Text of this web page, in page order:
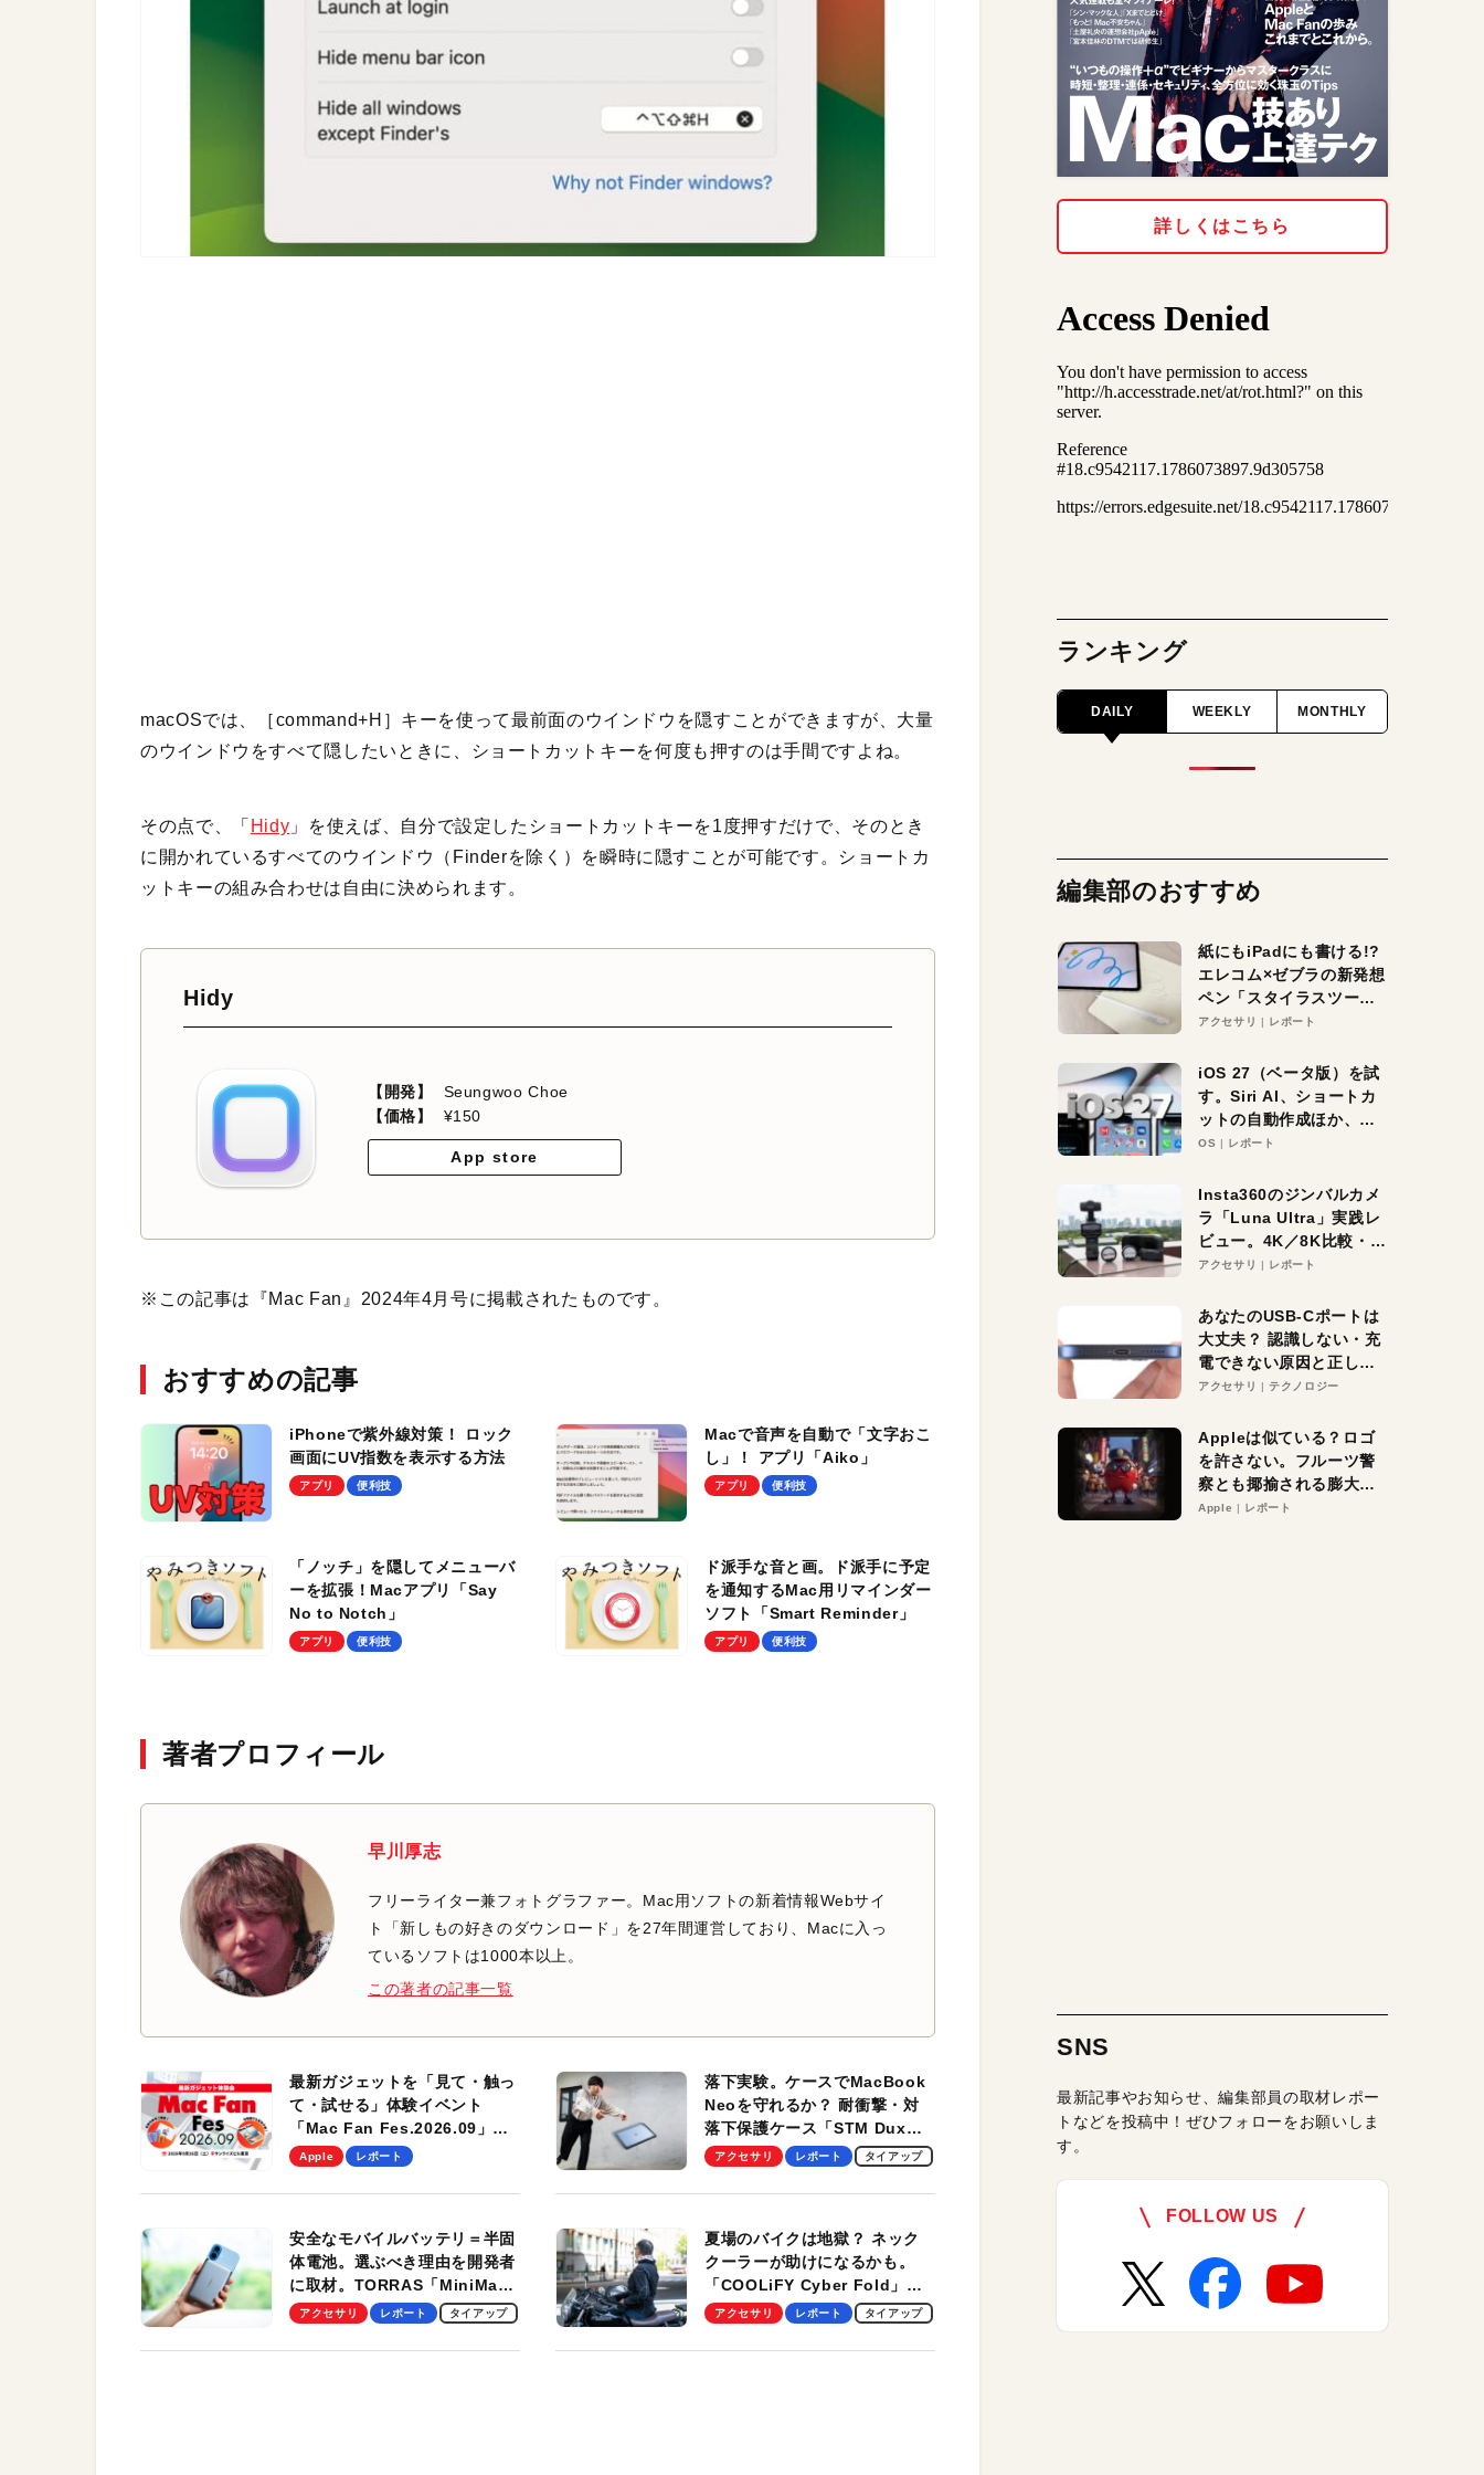
macOSでは、［command+H］キーを使って最前面のウインドウを隠すことができますが、大量
のウインドウをすべて隠したいときに、ショートカットキーを何度も押すのは手間ですよね。
その点で、「 Hidy 」を使えば、自分で設定したショートカットキーを1度押すだけで、そのとき
に開かれているすべてのウインドウ（Finderを除く）を瞬時に隠すことが可能です。ショートカ
ットキーの組み合わせは自由に決められます。
Hidy
【開発】
Seungwoo Choe
【価格】
¥150
App store
※この記事は『Mac Fan』2024年4月号に掲載されたものです。
おすすめの記事
iPhoneで紫外線対策！ ロック
画面にUV指数を表示する方法
アプリ 便利技
Macで音声を自動で「文字おこ
し」！ アプリ「Aiko」
アプリ 便利技
「ノッチ」を隠してメニューバ
ーを拡張！Macアプリ「Say
No to Notch」
アプリ 便利技
ド派手な音と画。ド派手に予定
を通知するMac用リマインダー
ソフト「Smart Reminder」
アプリ 便利技
著者プロフィール
早川厚志
フリーライター兼フォトグラファー。Mac用ソフトの新着情報Webサイ
ト「新しもの好きのダウンロード」を27年間運営しており、Macに入っ
ているソフトは1000本以上。
この著者の記事一覧
最新ガジェットを「見て・触っ
て・試せる」体験イベント
「Mac Fan Fes.2026.09」
を、9月26日（土）に開催しま
Apple レポート
落下実験。ケースでMacBook
Neoを守れるか？ 耐衝撃・対
落下保護ケース「STM Dux
Ultra」を検証。学生、ビジネ
適！
アクセサリ レポート タイアップ
安全なモバイルバッテリ＝半固
体電池。選ぶべき理由を開発者
に取材。TORRAS「MiniMag
Pro」の実機レビューも
アクセサリ レポート タイアップ
夏場のバイクは地獄？ ネック
クーラーが助けになるかも。
「COOLiFY Cyber Fold」レ
ビュー。冷却の速さ、密着する
性がグッド！
アクセサリ レポート タイアップ
詳しくはこちら
ランキング
DAILY WEEKLY MONTHLY
編集部のおすすめ
紙にもiPadにも書ける!?
エレコム×ゼブラの新発想
ペン「スタイラスツーウ
ェイ」レビュー。持ち替
アクセサリ レポート
iOS 27（ベータ版）を試
す。Siri AI、ショートカ
ットの自動作成ほか、期
待大の便利機能5選。
る未来はすぐそこ！
OS レポート
Insta360のジンバルカメ
ラ「Luna Ultra」実践レ
ビュー。4K／8K比較・ズ
ーム・夜間撮影をチェッ
アクセサリ レポート
あなたのUSB-Cポートは
大丈夫？ 認識しない・充
電できない原因と正しい
対策
アクセサリ テクノロジー
Appleは似ている？ロゴ
を許さない。フルーツ警
察とも揶揄される膨大な
異議申し立て。対象は非
Apple レポート
SNS
最新記事やお知らせ、編集部員の取材レポー
トなどを投稿中！ぜひフォローをお願いしま
す。
FOLLOW US